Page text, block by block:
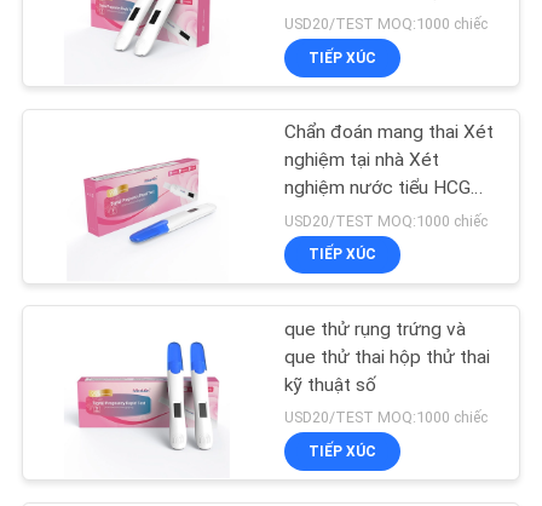
bộ thử nghiệm nhanh 1T
chính xác hơn 99%
USD20/TEST MOQ:1000 chiếc
TIẾP XÚC
Chẩn đoán mang thai Xét
nghiệm tại nhà Xét
nghiệm nước tiểu HCG
Mang thai Tự kiểm tra
giữa dòng
USD20/TEST MOQ:1000 chiếc
TIẾP XÚC
que thử rụng trứng và
que thử thai hộp thử thai
kỹ thuật số
USD20/TEST MOQ:1000 chiếc
TIẾP XÚC